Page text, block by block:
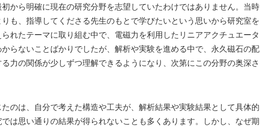
から明確に現在の研究分野を志望していたわけではありません。当時
も、指導してくださる先生のもとで学びたいという思いから研究室を
れたテーマに取り組む中で、電磁力を利用したリニアアクチュエータ
らないことばかりでしたが、解析や実験を進める中で、永久磁石の配
力の関係が少しずつ理解できるようになり、次第にこの分野の奥深さ
のは、自分で考えた構造や工夫が、解析結果や実験結果として具体的
は思い通りの結果が得られないことも多くあります。しかし、なぜ期